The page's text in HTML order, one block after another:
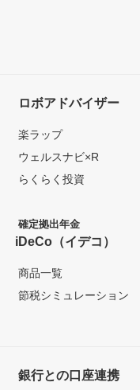
ロボアドバイザー
楽ラップ
ウェルスナビ×R
らくらく投資
確定拠出年金
iDeCo（イデコ）
商品一覧
節税シミュレーション
銀行との口座連携